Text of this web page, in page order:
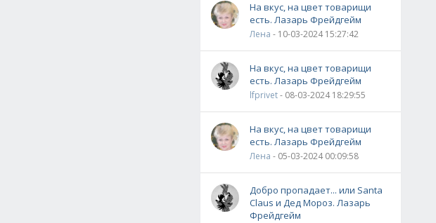
На вкус, на цвет товарищи
есть. Лазарь Фрейдгейм
Лена - 10-03-2024 15:27:42
На вкус, на цвет товарищи
есть. Лазарь Фрейдгейм
lfprivet- 08-03-2024 18:29:55
На вкус, на цвет товарищи
есть. Лазарь Фрейдгейм
Лена - 05-03-2024 00:09:58
Добро пропадает... или Santa
Claus и Дед Мороз. Лазарь
Фрейдгейм